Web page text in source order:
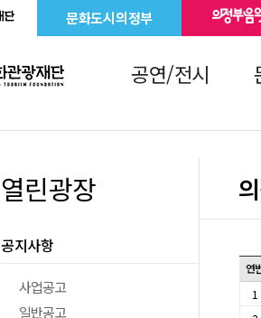
문화도시의정부
공연/전시
열린광장
공지사항
사업공고
일반공고
연
1